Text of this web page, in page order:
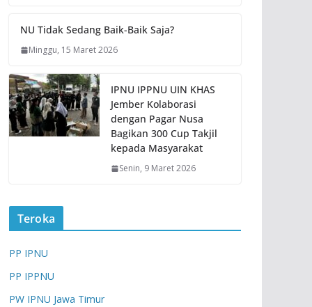
NU Tidak Sedang Baik-Baik Saja?
Minggu, 15 Maret 2026
IPNU IPPNU UIN KHAS
Jember Kolaborasi
dengan Pagar Nusa
Bagikan 300 Cup Takjil
kepada Masyarakat
Senin, 9 Maret 2026
Teroka
PP IPNU
PP IPPNU
PW IPNU Jawa Timur
ARTIKEL BERITA